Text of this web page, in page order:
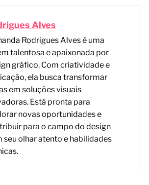
Alves
Rodrigues Alves é uma
talentosa e apaixonada por
gráfico. Com criatividade e
ela busca transformar
em soluções visuais
Está pronta para
novas oportunidades e
para o campo do design
seu olhar atento e habilidades